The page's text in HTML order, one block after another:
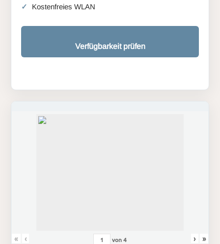
Kostenfreies WLAN
Verfügbarkeit prüfen
« ‹ von4 › »